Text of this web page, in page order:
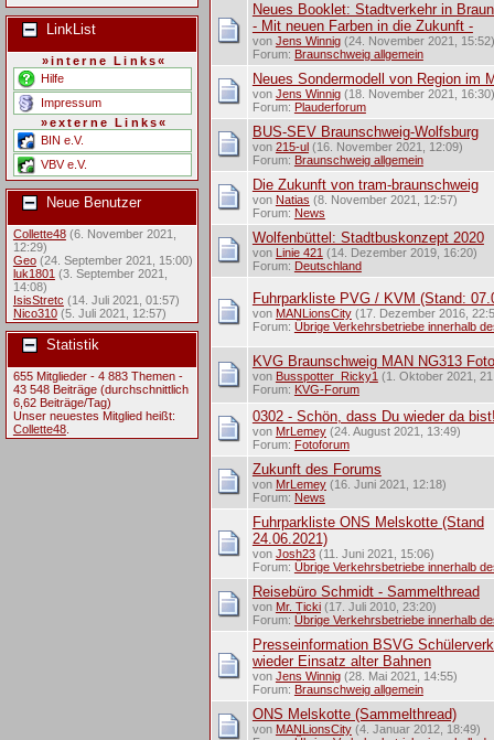
LinkList
»interne Links«
Hilfe
Impressum
»externe Links«
BIN e.V.
VBV e.V.
Neue Benutzer
Collette48 (6. November 2021,
12:29)
Geo (24. September 2021, 15:00)
luk1801 (3. September 2021,
14:08)
IsisStretc (14. Juli 2021, 01:57)
Nico310 (5. Juli 2021, 12:57)
Statistik
655 Mitglieder - 4 883 Themen -
43 548 Beiträge (durchschnittlich
6,62 Beiträge/Tag)
Unser neuestes Mitglied heißt:
Collette48.
Neues Booklet: Stadtverkehr in
- Mit neuen Farben in die Zukunft -
von Jens Winnig(24. November 2021, 15:52)
Forum: Braunschweig allgemein
Neues Sondermodell von Region im
von Jens Winnig(18. November 2021, 16:30)
Forum: Plauderforum
BUS-SEV Braunschweig-Wolfsburg
von 215-ul(16. November 2021, 12:09)
Forum: Braunschweig allgemein
Die Zukunft von tram-braunschweig
von Natias (8. November 2021, 12:57)
Forum: News
Wolfenbüttel: Stadtbuskonzept 2020
von Linie 421 (14. Dezember 2019, 16:20)
Forum: Deutschland
Fuhrparkliste PVG / KVM (Stand:
von MANLionsCity(17. Dezember 2016,
Forum: Übrige Verkehrsbetriebe innerhalb
KVG Braunschweig MAN NG313
von Busspotter_Ricky1 (1. Oktober 2021,
Forum: KVG-Forum
0302 - Schön, dass Du wieder da
von MrLemey(24. August 2021, 13:49)
Forum: Fotoforum
Zukunft des Forums
von MrLemey(16. Juni 2021, 12:18)
Forum: News
Fuhrparkliste ONS Melskotte (Stand
24.06.2021)
von Josh23(11. Juni 2021, 15:06)
Forum: Übrige Verkehrsbetriebe innerhalb
Reisebüro Schmidt - Sammelthread
von Mr. Ticki(17. Juli 2010, 23:20)
Forum: Übrige Verkehrsbetriebe innerhalb
Presseinformation BSVG
wieder Einsatz alter Bahnen
von Jens Winnig(28. Mai 2021, 14:55)
Forum: Braunschweig allgemein
ONS Melskotte (Sammelthread)
von MANLionsCity(4. Januar 2012, 18:49)